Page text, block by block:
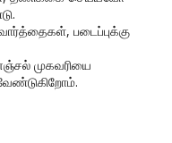
படைப்புக்கு
முகவரியை